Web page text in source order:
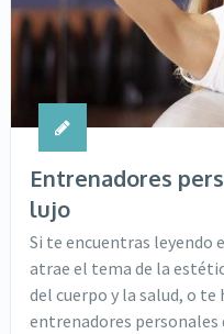
Entrenadores
lujo
Si te encuentras leyendo
atrae el tema de la
del cuerpo y la salud, o
entrenadores personales